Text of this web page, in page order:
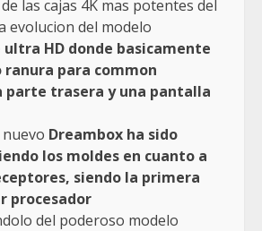
las cajas 4K mas potentes del
evolucion del modelo
ultra HD donde basicamente
ranura para common
parte trasera y una pantalla
Dreambox ha sido
los moldes en cuanto a
siendo la primera
procesador
del poderoso modelo